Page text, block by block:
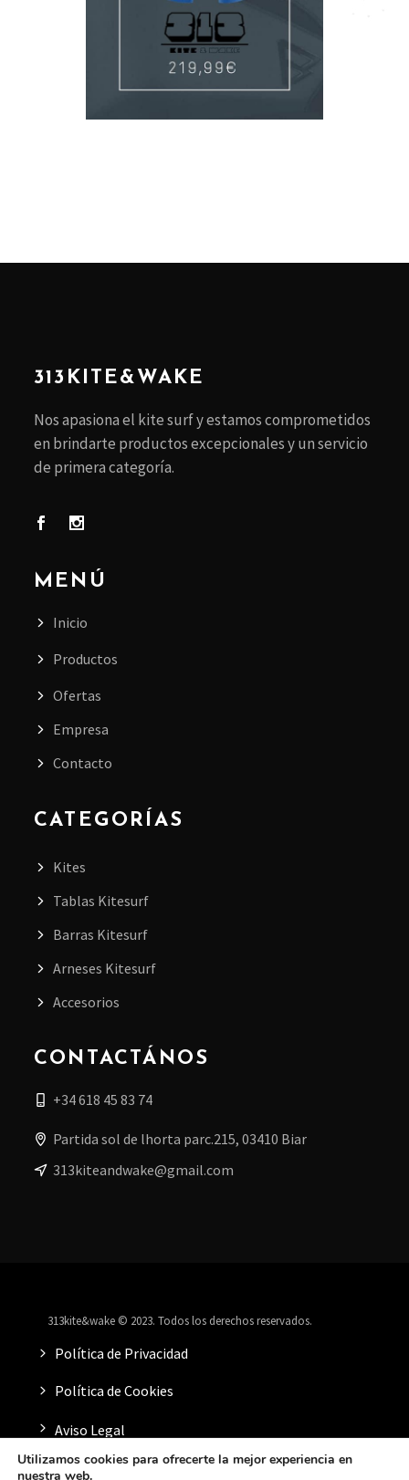
313KITE&WAKE
Nos apasiona el kite surf y estamos comprometidos
en brindarte productos excepcionales y un servicio
de primera categoría.
MENÚ
Inicio
Productos
Ofertas
Empresa
Contacto
CATEGORÍAS
Kites
Tablas Kitesurf
Barras Kitesurf
Arneses Kitesurf
Accesorios
CONTACTÁNOS
+34 618 45 83 74
Partida sol de lhorta parc.215, 03410 Biar
313kiteandwake@gmail.com
313kite&wake © 2023. Todos los derechos reservados.
Política de Privacidad
Política de Cookies
Aviso Legal
Utilizamos cookies para ofrecerte la mejor experiencia en
nuestra web.